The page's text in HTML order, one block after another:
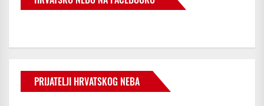
PRIJATELJI HRVATSKOG NEBA